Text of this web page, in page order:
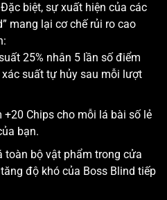
biệt, sự xuất hiện của các
mang lại cơ chế rủi ro cao
25% nhân 5 lần số điểm
suất tự hủy sau mỗi lượt
+20 Chips cho mỗi lá bài số lẻ
bạn.
toàn bộ vật phẩm trong cửa
độ khó của Boss Blind tiếp